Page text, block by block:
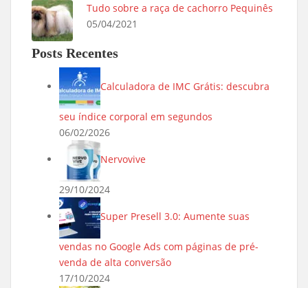
Tudo sobre a raça de cachorro Pequinês
05/04/2021
Posts Recentes
Calculadora de IMC Grátis: descubra
seu índice corporal em segundos
06/02/2026
Nervovive
29/10/2024
Super Presell 3.0: Aumente suas
vendas no Google Ads com páginas de pré-
venda de alta conversão
17/10/2024